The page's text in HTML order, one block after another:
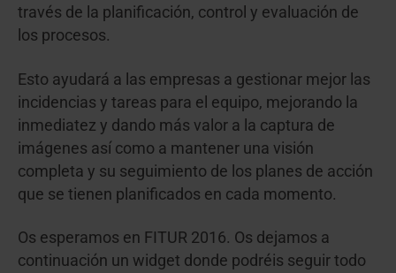
través de la planificación, control y evaluación de
los procesos.
Esto ayudará a las empresas a gestionar mejor las
incidencias y tareas para el equipo, mejorando la
inmediatez y dando más valor a la captura de
imágenes así como a mantener una visión
completa y su seguimiento de los planes de acción
que se tienen planificados en cada momento.
Os esperamos en FITUR 2016. Os dejamos a
continuación un widget donde podréis seguir todo